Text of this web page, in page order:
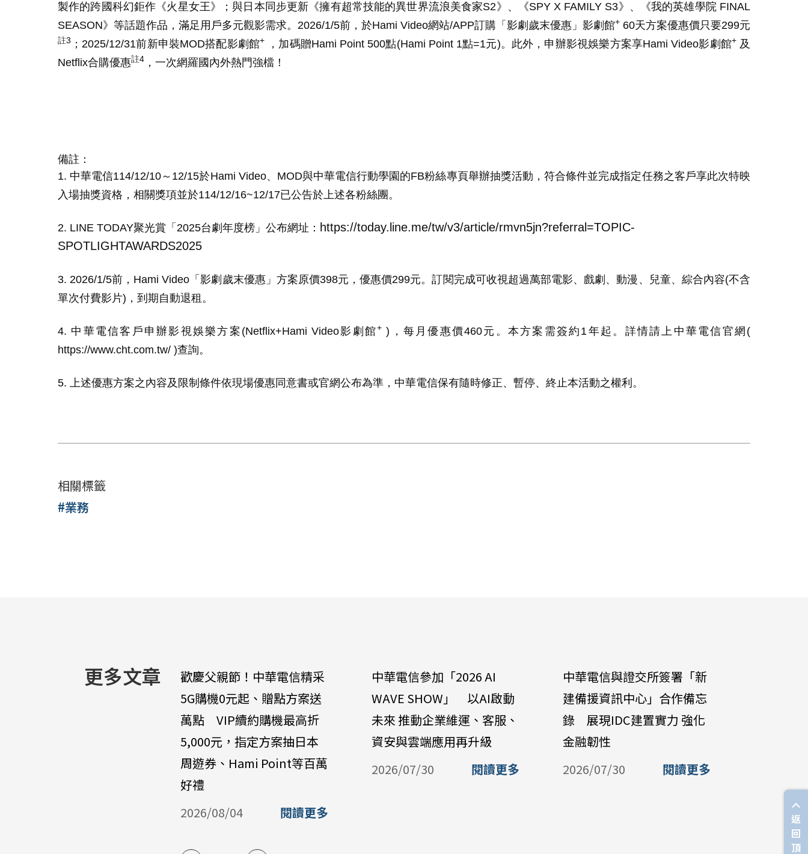
製作的跨國科幻鉅作《火星女王》；與日本同步更新《擁有超常技能的異世界流浪美食家S2》、《SPY X FAMILY S3》、《我的英雄學院FINAL
SEASON》等話題作品，滿足用戶多元觀影需求。 2026/1/5前，於Hami Video網站/APP訂購「影劇歲末優惠」影劇館+ 60天方案優惠價只要299元
註3 ； 2025/12/31前新申裝MOD搭配影劇館+ ，加碼贈Hami Point 500點(Hami Point 1點=1元)。此外，申辦影視娛樂方案享Hami Video影劇館+ 及
Netflix合購優惠註4 ，一次網羅國內外熱門強檔！
備註：
1. 中華電信114/12/10～ 12/15於Hami Video、 MOD與中華電信行動學園的FB粉絲專頁舉辦抽獎活動，符合條件並完成指定任務之客戶享此次特映
入場抽獎資格，相關獎項並於114/12/16~12/17已公告於上述各粉絲團。
2. LINE TODAY聚光賞 「 2025台劇年度榜」公布網址： https://today.line.me/tw/v3/article/rmvn5jn?referral=TOPIC-
SPOTLIGHTAWARDS2025
3. 2026/1/5前， Hami Video 「影劇歲末優惠」方案原價398元，優惠價299元。訂閱完成可收視超過萬部電影、戲劇、動漫、兒童、綜合內容(不含
單次付費影片) ，到期自動退租。
4. 中華電信客戶申辦影視娛樂方案 (Netflix+Hami Video影劇館+ ) ，每月優惠價460元。本方案需簽約 1年起。詳情請上中華電信官網 (
https://www.cht.com.tw/ )查詢。
5. 上述優惠方案之內容及限制條件依現場優惠同意書或官網公布為準，中華電信保有隨時修正、暫停、終止本活動之權利。
相關標籤
#業務
更多文章
歡慶父親節！中華電信精采
5G購機0元起、贈點方案送
萬點 VIP續約購機最高折
5,000元，指定方案抽日本
周遊券、Hami Point等百萬
好禮
2026/08/04
閱讀更多
中華電信參加「2026 AI
WAVE SHOW」 以AI啟動
未來 推動企業維運、客服、
資安與雲端應用再升級
2026/07/30
閱讀更多
中華電信與證交所簽署「新
建備援資訊中心」合作備忘
錄 展現IDC建置實力 強化
金融韌性
2026/07/30
閱讀更多
2026/07/
返
回
頂